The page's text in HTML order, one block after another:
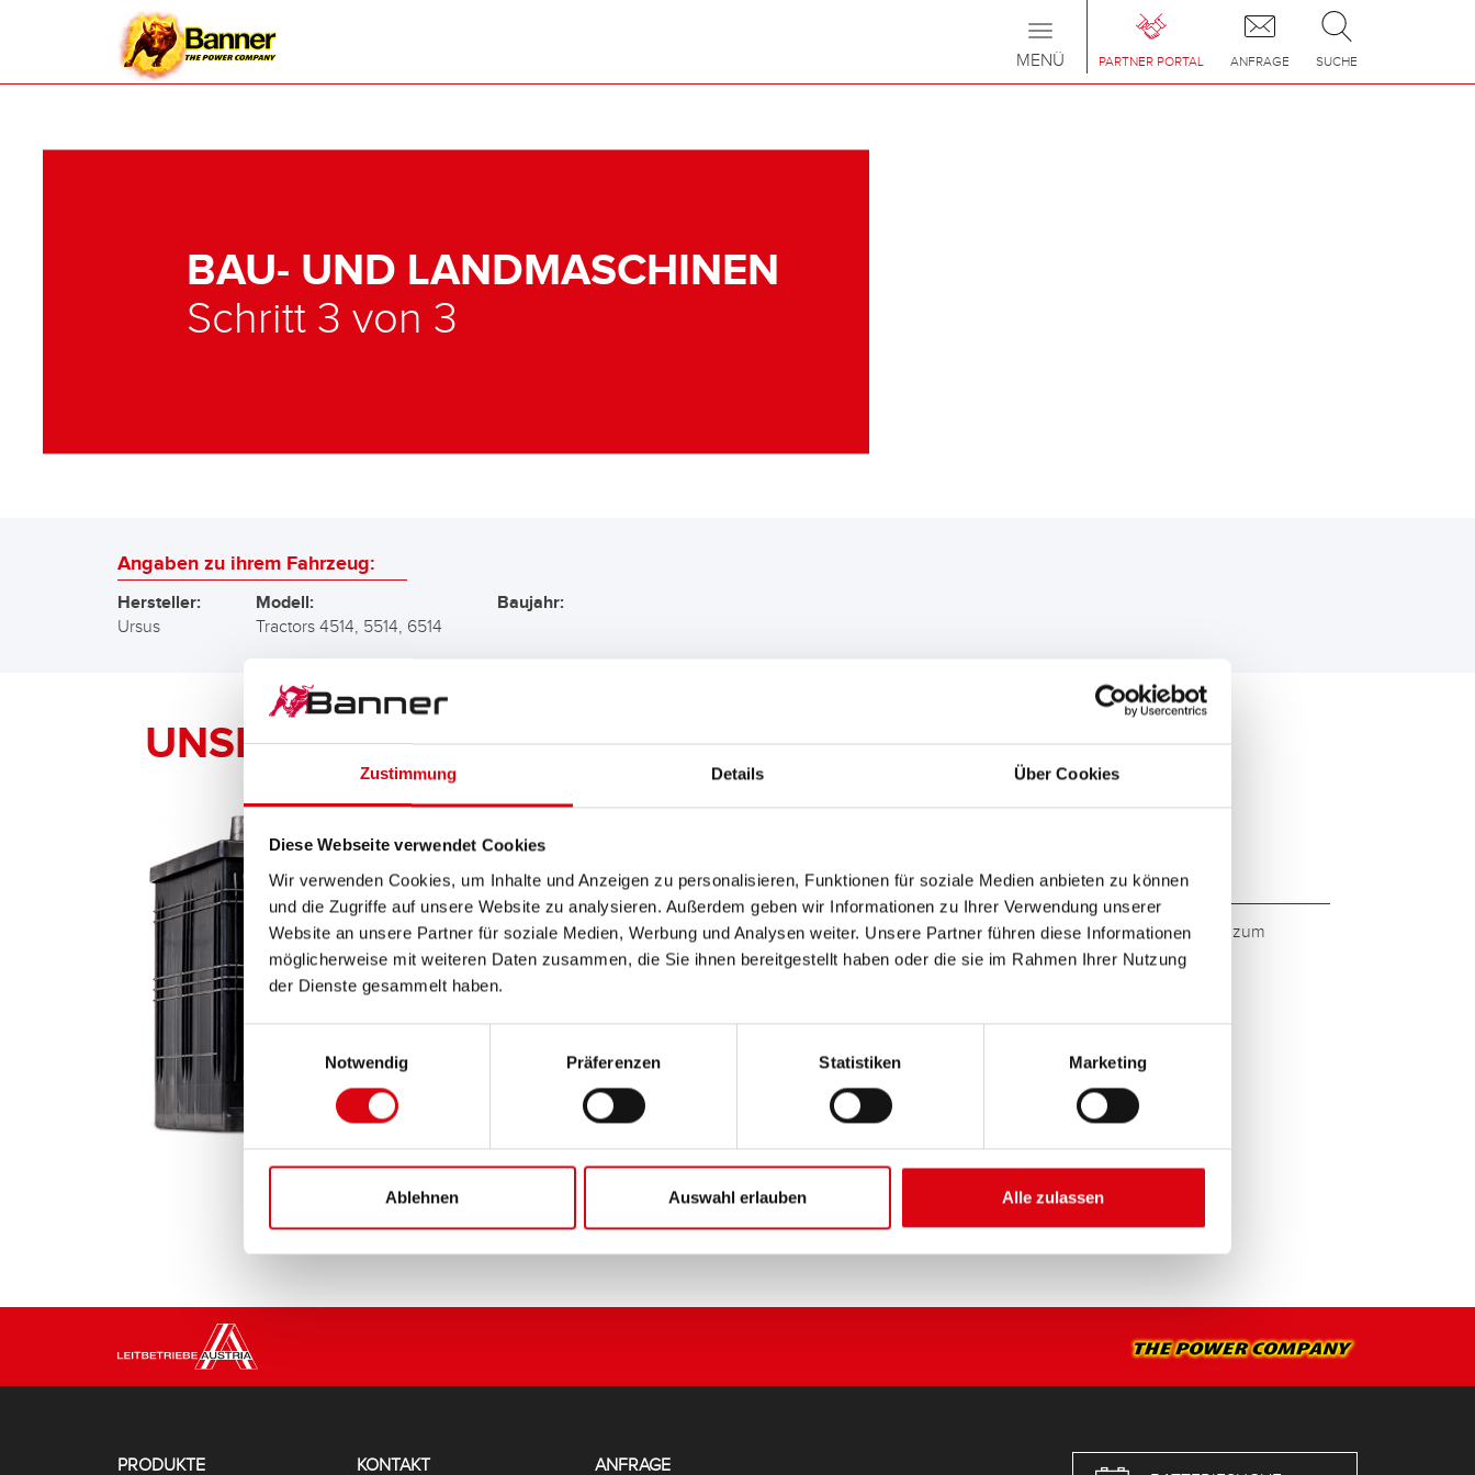
Zustimmung Details Über Cookies
Diese Webseite verwendet Cookies
Wir verwenden Cookies, um Inhalte und Anzeigen zu personalisieren, Funktionen für soziale Medien anbieten zu können
und die Zugriffe auf unsere Website zu analysieren. Außerdem geben wir Informationen zu Ihrer Verwendung unserer
Website an unsere Partner für soziale Medien, Werbung und Analysen weiter. Unsere Partner führen diese Informationen
möglicherweise mit weiteren Daten zusammen, die Sie ihnen bereitgestellt haben oder die sie im Rahmen Ihrer Nutzung
der Dienste gesammelt haben.
Notwendig
Präferenzen Statistiken Marketing
Ablehnen Auswahl erlauben Alle zulassen
PARTNER PORTAL ANFRAGE SUCHE
Toggle
navigation
MENÜ
BAU- UND LANDMASCHINEN
Schritt 3 von 3
Angaben zu ihrem Fahrzeug:
Hersteller:
Ursus
Modell:
Tractors 4514, 5514, 6514
Baujahr:
UNSERE Banner EMPFEHLUNG FÜR SIE:
610 11
Das Aushängeschild der Banner Markenqualität. Originalqualität zum
Nachrüsten (OE).
PRODUKTDETAILS >
Diese Batterie kaufen:
HÄNDLER & EINBAUSERVICE >
PRODUKTE KONTAKT ANFRAGE